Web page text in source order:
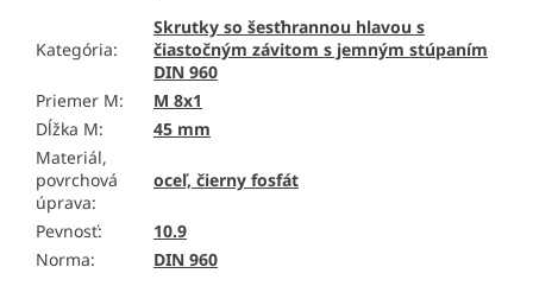
Kategória:
Skrutky so šesťhrannou hlavou s
čiastočným závitom s jemným stúpaním
DIN 960
Priemer M:
M 8x1
Dĺžka M:
45 mm
Materiál,
povrchová
úprava:
oceľ, čierny fosfát
Pevnosť:
10.9
Norma: DIN 960